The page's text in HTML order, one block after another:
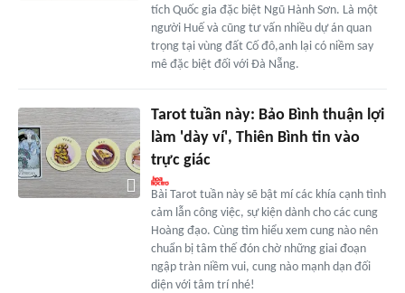
tích Quốc gia đặc biệt Ngũ Hành Sơn. Là một
người Huế và cũng tư vấn nhiều dự án quan
trọng tại vùng đất Cố đô,anh lại có niềm say
mê đặc biệt đối với Đà Nẵng.
Tarot tuần này: Bảo Bình thuận lợi
làm 'dày ví', Thiên Bình tin vào
trực giác
Bài Tarot tuần này sẽ bật mí các khía cạnh tình
cảm lẫn công việc, sự kiện dành cho các cung
Hoàng đạo. Cùng tìm hiểu xem cung nào nên
chuẩn bị tâm thế đón chờ những giai đoạn
ngập tràn niềm vui, cung nào mạnh dạn đối
diện với tâm trí nhé!